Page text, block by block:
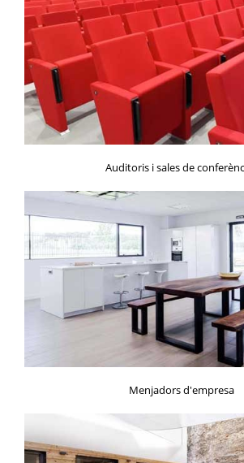
Auditoris i sales de
Menjadors d'empresa